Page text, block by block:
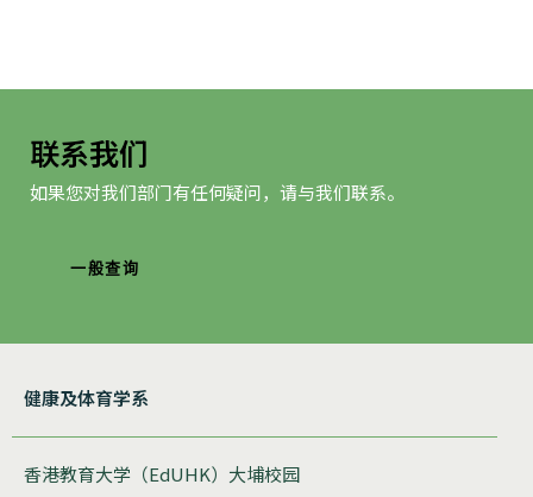
联系我们
如果您对我们部门有任何疑问，请与我们联系。
一般查询
健康及体育学系
香港教育大学（EdUHK）大埔校园